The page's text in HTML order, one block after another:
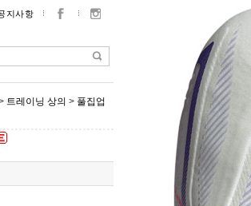
지사항
트레이닝 상의 > 풀집업